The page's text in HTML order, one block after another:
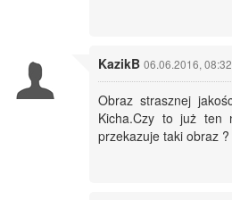
KazikB 06.06.2016, 08:32
Obraz strasznej
Kicha.Czy to już ten
przekazuje taki obraz ?